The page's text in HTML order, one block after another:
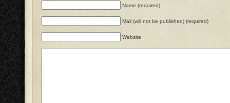
Name (required)
Mail (will not be published) (required)
Website